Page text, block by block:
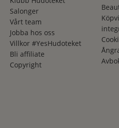
Salonger
Vårt team
Jobba hos oss
Villkor #YesHudoteket
Bli affiliate
Copyright